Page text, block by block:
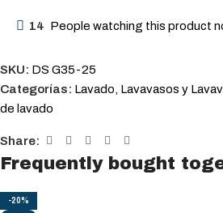
14 People watching this product
SKU: DS G35-25
Categorías: Lavado, Lavavasos y
de lavado
Share:
Frequently bought
-20%